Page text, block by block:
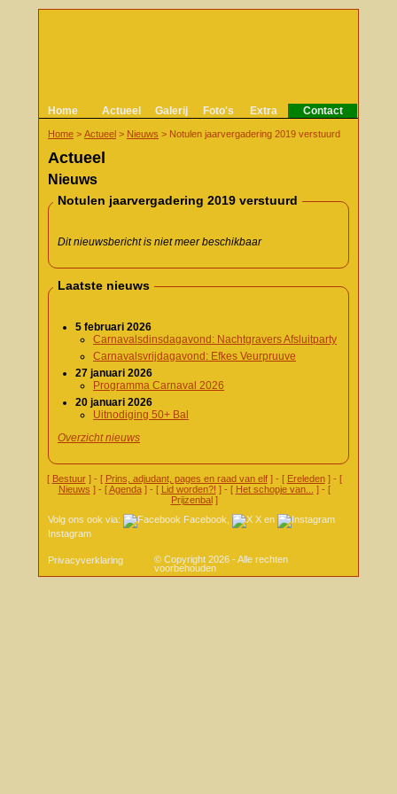
Home Actueel Galerij Foto's Extra Contact
Home > Actueel > Nieuws > Notulen jaarvergadering 2019 verstuurd
Actueel
Nieuws
Notulen jaarvergadering 2019 verstuurd
Dit nieuwsbericht is niet meer beschikbaar
Laatste nieuws
5 februari 2026
Carnavalsdinsdagavond: Nachtgravers Afsluitparty
Carnavalsvrijdagavond: Efkes Veurpruuve
27 januari 2026
Programma Carnaval 2026
20 januari 2026
Uitnodiging 50+ Bal
Overzicht nieuws
[ Bestuur] - [ Prins, adjudant, pages en raad van elf] - [ Ereleden] - [
Nieuws ] - [Agenda] - [ Lid worden?! ] - [ Het schopje van...
] - [
Prijzenbal]
Volg ons ook via:
Facebook X en
Instagram
Privacyverklaring
© Copyright 2026 - Alle rechten
voorbehouden